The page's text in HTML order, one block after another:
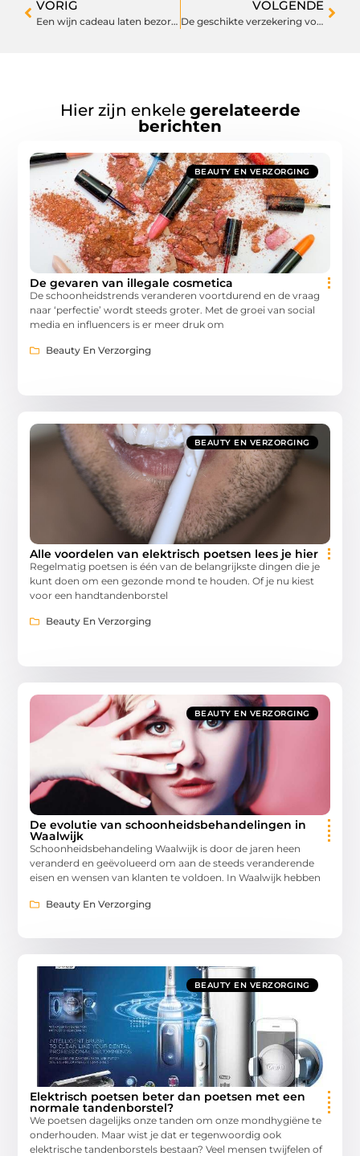
VORIG
Een wijn cadeau laten bezorgen? Dan is dit wijnhuis dé specialist voor u
VOLGENDE
De geschikte verzekering voor jouw uitvaart
Hier zijn enkele gerelateerde
berichten
BEAUTY EN VERZORGING
De gevaren van illegale cosmetica
De schoonheidstrends veranderen voortdurend en de vraag
naar ‘perfectie’ wordt steeds groter. Met de groei van social
media en influencers is er meer druk om
Beauty En Verzorging
BEAUTY EN VERZORGING
Alle voordelen van elektrisch poetsen lees je hier
Regelmatig poetsen is één van de belangrijkste dingen die je
kunt doen om een gezonde mond te houden. Of je nu kiest
voor een handtandenborstel
Beauty En Verzorging
BEAUTY EN VERZORGING
De evolutie van schoonheidsbehandelingen in
Waalwijk
Schoonheidsbehandeling Waalwijk is door de jaren heen
veranderd en geëvolueerd om aan de steeds veranderende
eisen en wensen van klanten te voldoen. In Waalwijk hebben
Beauty En Verzorging
BEAUTY EN VERZORGING
Elektrisch poetsen beter dan poetsen met een
normale tandenborstel?
We poetsen dagelijks onze tanden om onze mondhygiëne te
onderhouden. Maar wist je dat er tegenwoordig ook
elektrische tandenborstels bestaan? Veel mensen twijfelen of